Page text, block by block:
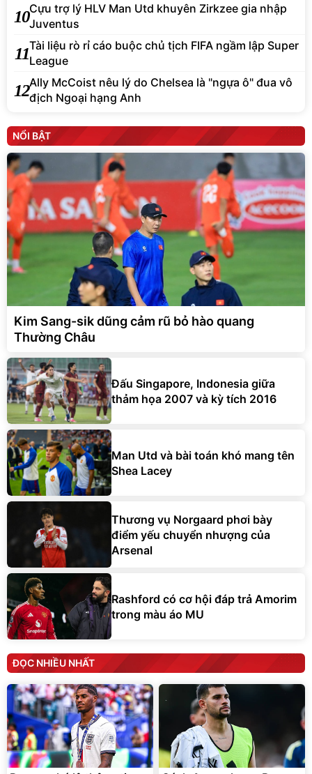
10Cựu trợ lý HLV Man Utd khuyên Zirkzee gia nhập
Juventus
11Tài liệu rò rỉ cáo buộc chủ tịch FIFA ngầm lập Super
League
12Ally McCoist nêu lý do Chelsea là "ngựa ô" đua vô
địch Ngoại hạng Anh
NỔI BẬT
Kim Sang-sik dũng cảm rũ bỏ hào quang
Thường Châu
Đấu Singapore, Indonesia giữa
thảm họa 2007 và kỳ tích 2016
Man Utd và bài toán khó mang tên
Shea Lacey
Thương vụ Norgaard phơi bày
điểm yếu chuyển nhượng của
Arsenal
Rashford có cơ hội đáp trả Amorim
trong màu áo MU
ĐỌC NHIỀU NHẤT